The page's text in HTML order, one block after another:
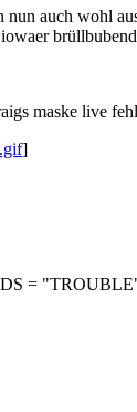
nun auch wohl
maske live
]
=